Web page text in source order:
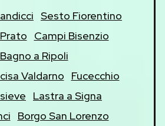
Sesto Fiorentino
Prato
Campi Bisenzio
Bagno a Ripoli
Valdarno
Fucecchio
Lastra a Signa
Borgo San Lorenzo